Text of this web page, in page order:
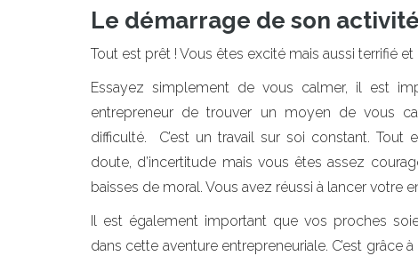
Le démarrage de son activité
Tout est prêt ! Vous êtes excité mais aussi terrifié et
Essayez simplement de vous calmer, il est
entrepreneur de trouver un moyen de vous
difficulté. C’est un travail sur soi constant. Tout
doute, d’incertitude mais vous êtes assez
baisses de moral. Vous avez réussi à lancer votre
Il est également important que vos proches
dans cette aventure entrepreneuriale. C’est grâce